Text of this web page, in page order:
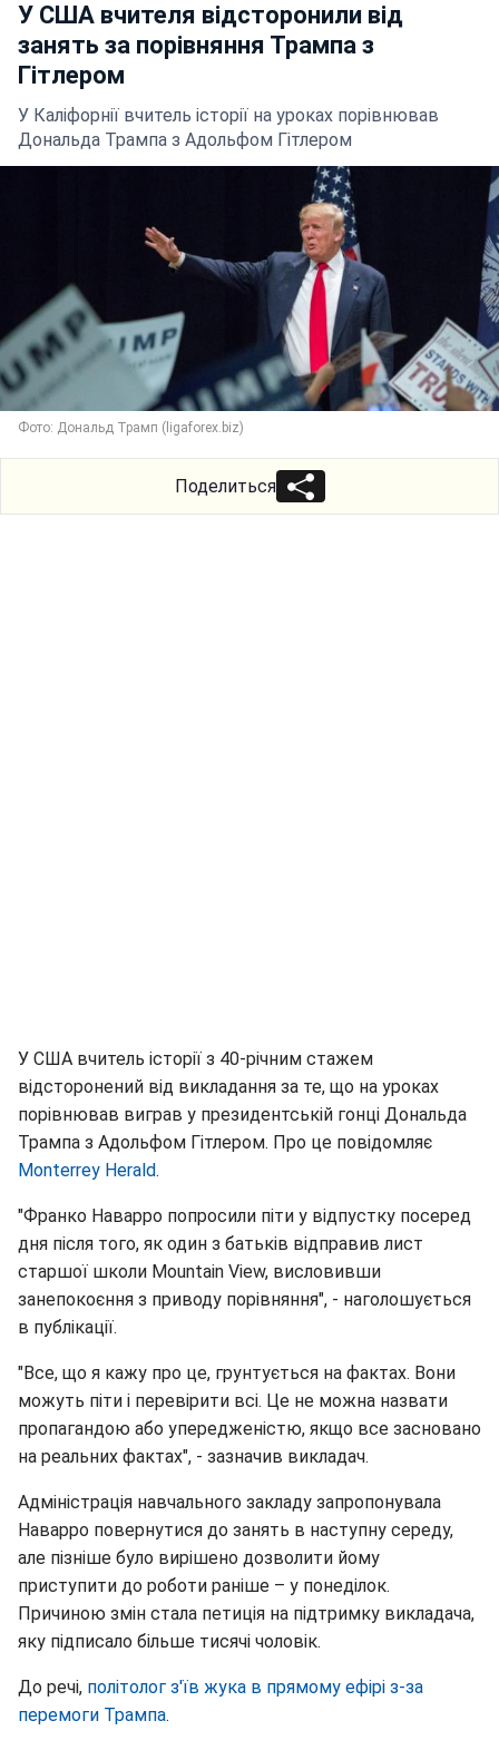
У США вчителя відсторонили від
занять за порівняння Трампа з
Гітлером
У Каліфорнії вчитель історії на уроках порівнював
Дональда Трампа з Адольфом Гітлером
Фото: Дональд Трамп (ligaforex.biz)
Поделиться
У США вчитель історії з 40-річним стажем
відсторонений від викладання за те, що на уроках
порівнював виграв у президентській гонці Дональда
Трампа з Адольфом Гітлером. Про це повідомляє
Monterrey Herald.
"Франко Наварро попросили піти у відпустку посеред
дня після того, як один з батьків відправив лист
старшої школи Mountain View, висловивши
занепокоєння з приводу порівняння", - наголошується
в публікації.
"Все, що я кажу про це, грунтується на фактах. Вони
можуть піти і перевірити всі. Це не можна назвати
пропагандою або упередженістю, якщо все засновано
на реальних фактах", - зазначив викладач.
Адміністрація навчального закладу запропонувала
Наварро повернутися до занять в наступну середу,
але пізніше було вирішено дозволити йому
приступити до роботи раніше – у понеділок.
Причиною змін стала петиція на підтримку викладача,
яку підписало більше тисячі чоловік.
До речі, політолог з'їв жука в прямому ефірі з-за
перемоги Трампа.